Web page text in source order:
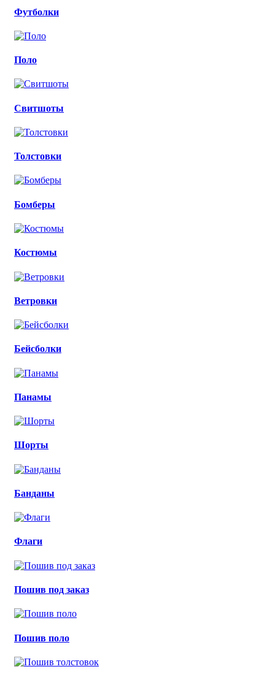
Футболки
Поло
Свитшоты
Толстовки
Бомберы
Костюмы
Ветровки
Бейсболки
Панамы
Шорты
Банданы
Флаги
Пошив под заказ
Пошив поло